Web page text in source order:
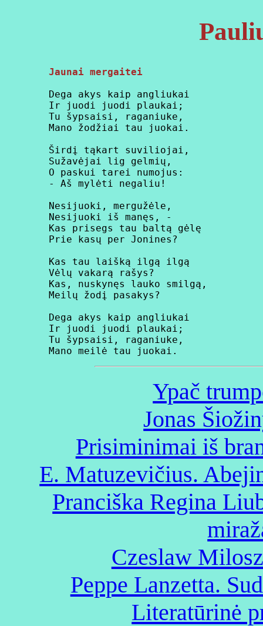
Jaunai mergaitei
   Dega akys kaip angliukai
   Ir juodi juodi plaukai;
   Tu šypsaisi, raganiuke,
   Mano žodžiai tau juokai.
   Širdį tąkart suviliojai,
   Sužavėjai lig gelmių,
   O paskui tarei numojus:
   - Aš mylėti negaliu!
   Nesijuoki, mergužėle,
   Nesijuoki iš manęs, -
   Kas prisegs tau baltą gėlę
   Prie kasų per Jonines?
   Kas tau laišką ilgą ilgą
   Vėlų vakarą rašys?
   Kas, nuskynęs lauko smilgą,
   Meilų žodį pasakys?
   Dega akys kaip angliukai
   Ir juodi juodi plaukai;
   Tu šypsaisi, raganiuke,
Ypač
Jonas
Prisiminimai iš
E. Matuzevičius.
Pranciška Regina
Czeslaw
Peppe Lanzetta.
Literatūrinė